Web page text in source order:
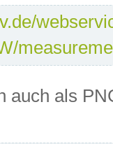
auch als